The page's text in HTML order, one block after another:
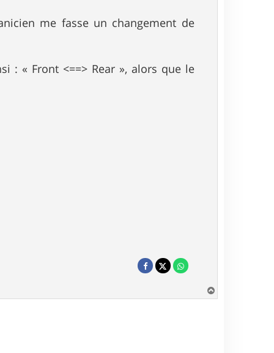
me fasse un changement de
: « Front <==> Rear », alors que le
a